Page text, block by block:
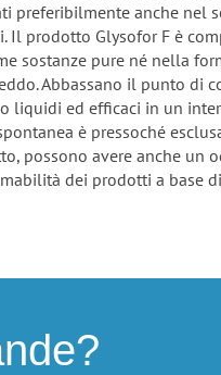
preferibilmente anche nel
Il prodotto Glysofor F è
sostanze pure né nella
Abbassano il punto di
liquidi ed efficaci in un
è pressoché
possono avere anche un
dei prodotti a base